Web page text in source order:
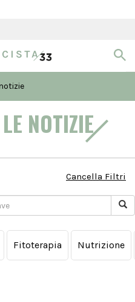
NOTIZIE
Cancella Filtri
Fitoterapia Nutrizione